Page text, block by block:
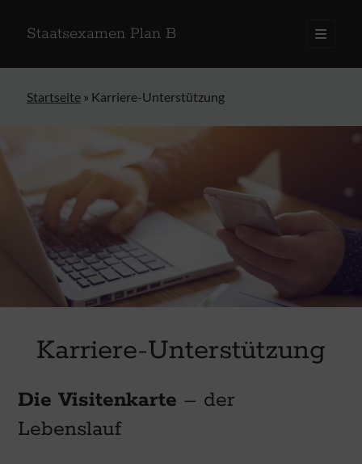
Staatsexamen Plan B
open
Startseite » Karriere-Unterstützung
Karriere-Unterstützung
Die Visitenkarte – der
Lebenslauf